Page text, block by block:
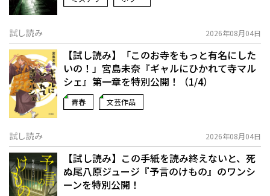
試し読み 2026年08月04日
【試し読み】「このお寺をもっと有名にした
いの！」宮島未奈『ギャルにひかれて寺マル
シェ』第一章を特別公開！（1/4）
青春 文芸作品
試し読み 2026年08月04日
【試し読み】この手紙を読み終えないと、死
ぬ――尾八原ジュージ『予言のけもの』のワンシ
ーンを特別公開！